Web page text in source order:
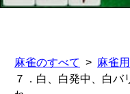
麻雀のすべて 麻雀
７．白、白発中、白バ